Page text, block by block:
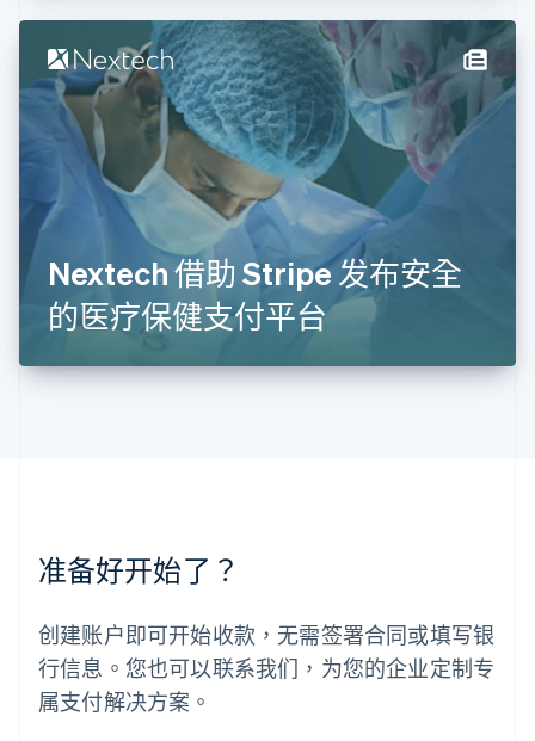
Nextech 借助 Stripe 发布安全
的医疗保健支付平台
准备好开始了？
创建账户即可开始收款，无需签署合同或填写银
行信息。您也可以联系我们，为您的企业定制专
属支付解决方案。
English
立陶宛
English
列支敦士登
Deutsch English
卢森堡
FrançaisDeutschEnglish
罗马尼亚
马尔他
English
马来西亚
美国
日本
日本語English
SvenskaEnglish
瑞士
DeutschFrançais ItalianoEnglish
塞浦路斯